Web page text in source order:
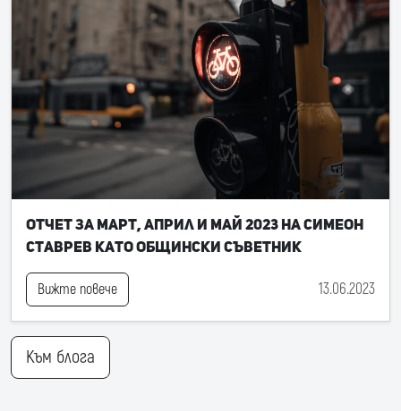
Отчет за март, април и май 2023 на Симеон
Ставрев като общински съветник
Вижте повече 13.06.2023
Към блога